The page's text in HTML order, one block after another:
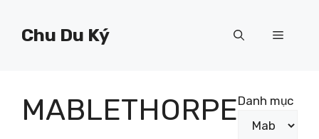
Chu Du Ký Menu
MABLETHORPEDanh mục